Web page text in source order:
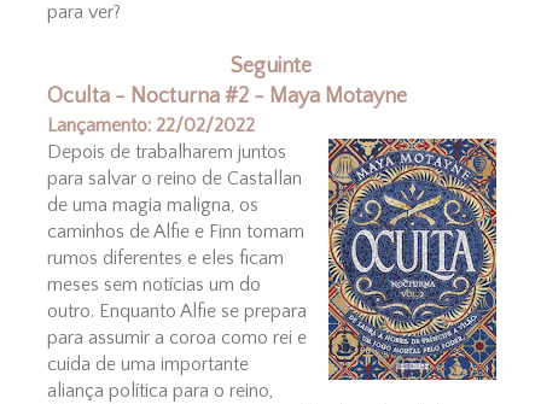
para ver?
Seguinte
Oculta - Nocturna #2 - Maya Motayne
Lançamento: 22/02/2022
Depois de trabalharem juntos
para salvar o reino de Castallan
de uma magia maligna, os
caminhos de Alfie e Finn tomam
rumos diferentes e eles ficam
meses sem notícias um do
outro. Enquanto Alfie se prepara
para assumir a coroa como rei e
cuida de uma importante
aliança política para o reino,